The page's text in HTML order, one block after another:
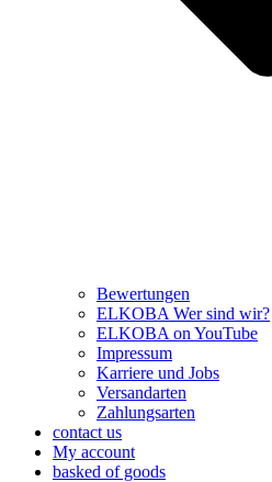
Bewertungen
ELKOBA Wer sind wir?
ELKOBA on YouTube
Impressum
Karriere und Jobs
Versandarten
Zahlungsarten
contact us
My account
basked of goods